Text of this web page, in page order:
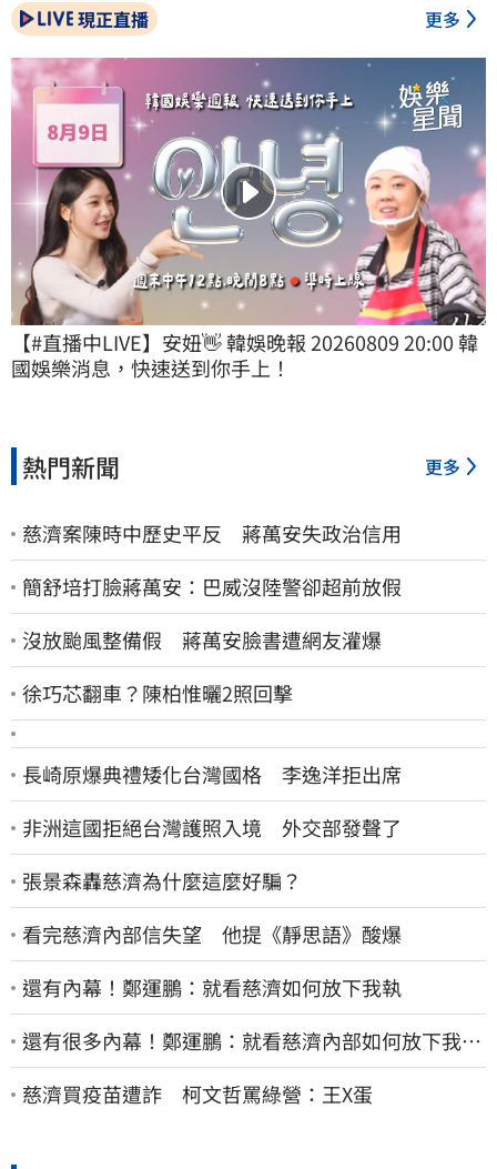
現正直播 更多
【#直播中LIVE】安妞👋 韓娛晚報 20260809 20:00 韓
國娛樂消息，快速送到你手上！
熱門新聞 更多
慈濟案陳時中歷史平反 蔣萬安失政治信用
簡舒培打臉蔣萬安：巴威沒陸警卻超前放假
沒放颱風整備假 蔣萬安臉書遭網友灌爆
徐巧芯翻車？陳柏惟曬2照回擊
長崎原爆典禮矮化台灣國格 李逸洋拒出席
非洲這國拒絕台灣護照入境 外交部發聲了
張景森轟慈濟為什麼這麼好騙？
看完慈濟內部信失望 他提《靜思語》酸爆
還有內幕！鄭運鵬：就看慈濟如何放下我執
還有很多內幕！鄭運鵬：就看慈濟內部如何放下我執
了
慈濟買疫苗遭詐 柯文哲罵綠營：王X蛋